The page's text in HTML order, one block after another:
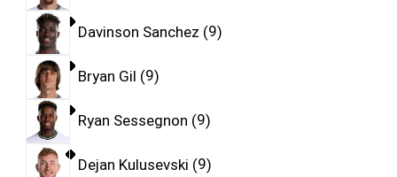
Davinson Sanchez 9
Bryan Gil 9
Ryan Sessegnon 9
Dejan Kulusevski 9